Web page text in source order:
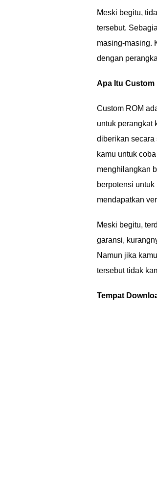
Meski begitu,
tersebut.
masing-masing.
dengan
Apa Itu Custom
Custom ROM
untuk perangkat
diberikan secara
kamu untuk
menghilangkan
berpotensi
mendapatkan
Meski begitu,
garansi,
Namun jika
tersebut tidak
Tempat